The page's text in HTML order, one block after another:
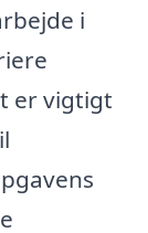
i
er vigtigt